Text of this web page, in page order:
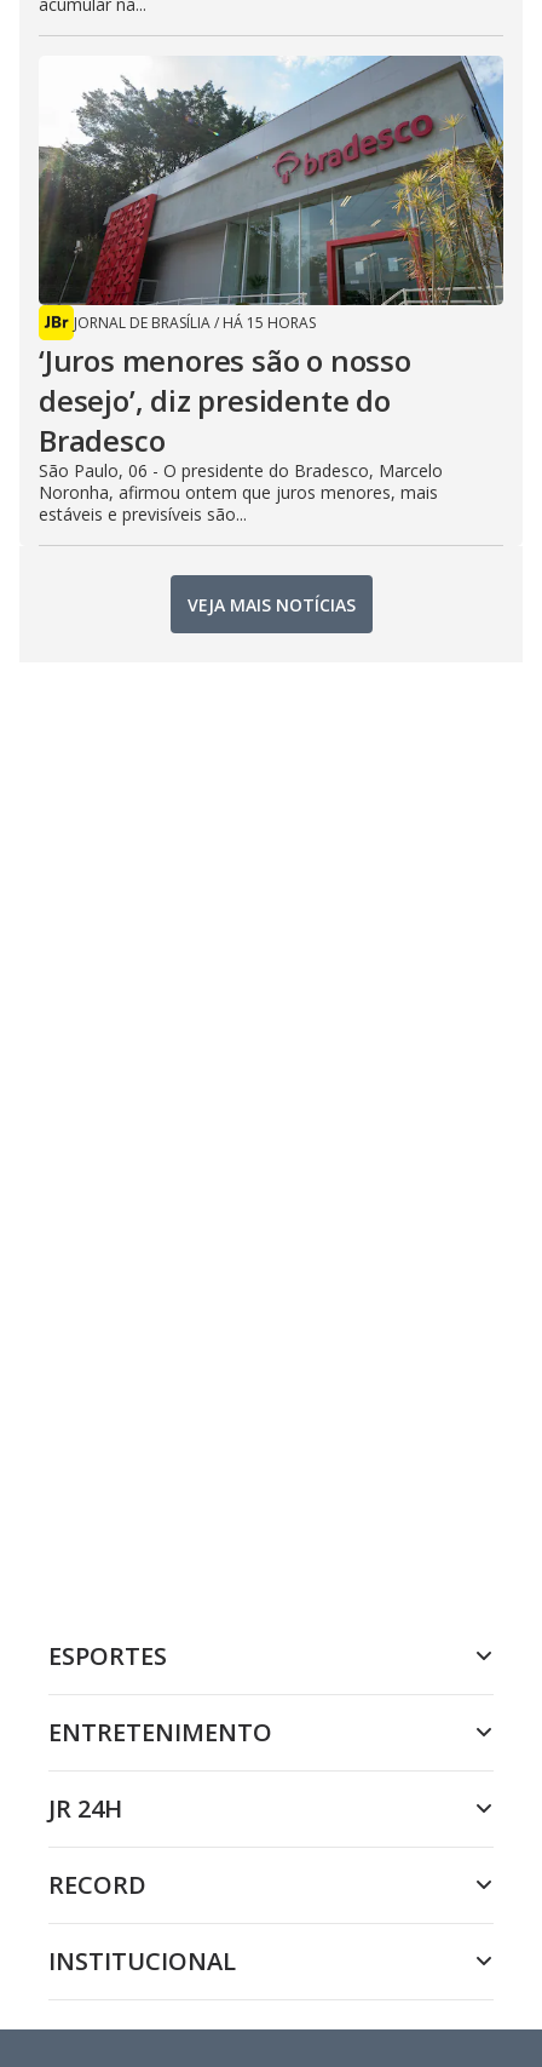
JORNAL DE BRASÍLIA/ HÁ 15 HORAS
‘Juros menores são o nosso
desejo’, diz presidente do
Bradesco
São Paulo, 06 - O presidente do Bradesco, Marcelo
Noronha, afirmou ontem que juros menores, mais
estáveis e previsíveis são...
VEJA MAIS NOTÍCIAS
ESPORTES
ENTRETENIMENTO
JR 24H
RECORD
INSTITUCIONAL